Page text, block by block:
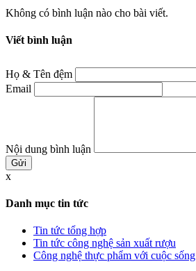
Không có bình luận nào cho bài viết.
Viết bình luận
Họ & Tên đệm
Email
Nội dung bình luận
x
Danh mục tin tức
Tin tức tổng hợp
Tin tức công nghệ sản xuất rượu
Công nghệ thực phẩm với cuộc sống